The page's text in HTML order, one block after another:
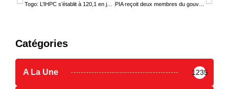
PIA reçoit deux membres du gouvernement togolais
Catégories
A La Une 1235